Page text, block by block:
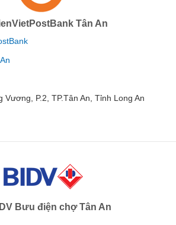
Tân An
Vương, P.2, TP.Tân An, Tỉnh Long An
Bưu điện chợ Tân An